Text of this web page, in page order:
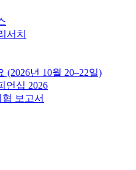
서치
(2026년 10월 20–22일)
언십 2026
협 보고서